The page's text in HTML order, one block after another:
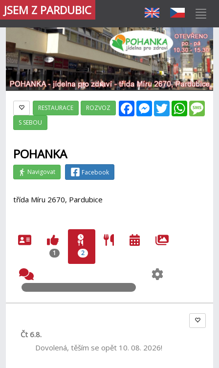
JSEM Z PARDUBIC
FacebookMessenger
Twitter
RESTAURACE
ROZVOZ
S SEBOU
POHANKA
Navigovat Facebook
třída Míru 2670, Pardubice
1 2
Čt 6.8.
Dovolená, těším se opět 10. 08. 2026!